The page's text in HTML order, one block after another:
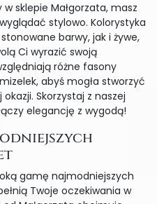
sklepie Małgorzata, masz
stylowo. Kolorystyka
barwy, jak i żywe,
Ci wyrazić swoją
różne fasony
abyś mogła stworzyć
Skorzystaj z naszej
elegancję z wygodą!
gamę najmodniejszych
Twoje oczekiwania w